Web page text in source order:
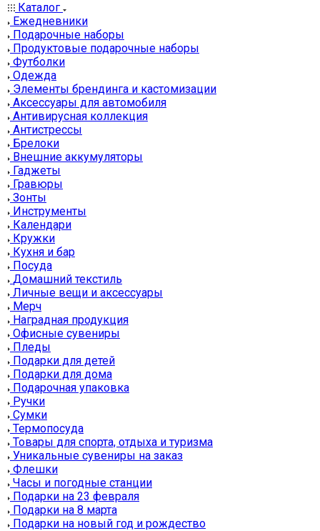
Каталог
Ежедневники
Подарочные наборы
Продуктовые подарочные наборы
Футболки
Одежда
Элементы брендинга и кастомизации
Аксессуары для автомобиля
Антивирусная коллекция
Антистрессы
Брелоки
Внешние аккумуляторы
Гаджеты
Гравюры
Зонты
Инструменты
Календари
Кружки
Кухня и бар
Посуда
Домашний текстиль
Личные вещи и аксессуары
Мерч
Наградная продукция
Офисные сувениры
Пледы
Подарки для детей
Подарки для дома
Подарочная упаковка
Ручки
Сумки
Термопосуда
Товары для спорта, отдыха и туризма
Уникальные сувениры на заказ
Флешки
Часы и погодные станции
Подарки на 23 февраля
Подарки на 8 марта
Подарки на новый год и рождество